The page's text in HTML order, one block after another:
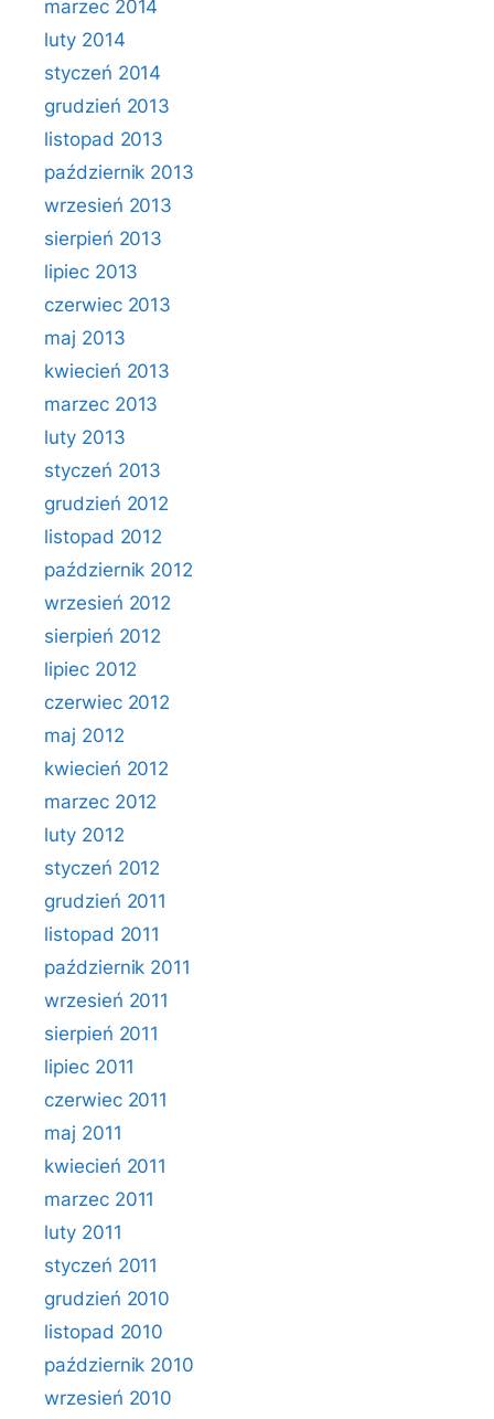
marzec 2014
luty 2014
styczeń 2014
grudzień 2013
listopad 2013
październik 2013
wrzesień 2013
sierpień 2013
lipiec 2013
czerwiec 2013
maj 2013
kwiecień 2013
marzec 2013
luty 2013
styczeń 2013
grudzień 2012
listopad 2012
październik 2012
wrzesień 2012
sierpień 2012
lipiec 2012
czerwiec 2012
maj 2012
kwiecień 2012
marzec 2012
luty 2012
styczeń 2012
grudzień 2011
listopad 2011
październik 2011
wrzesień 2011
sierpień 2011
lipiec 2011
czerwiec 2011
maj 2011
kwiecień 2011
marzec 2011
luty 2011
styczeń 2011
grudzień 2010
listopad 2010
październik 2010
wrzesień 2010